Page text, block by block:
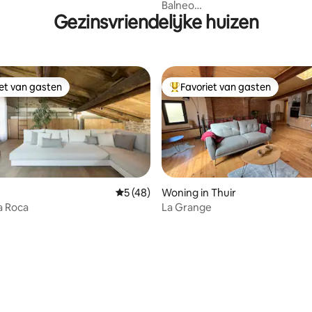
Balneo
hypercentrum/parkeerplaats/
bed
Gezinsvriendelijke huizen
van gasten
van gasten
Gemiddelde beoordeling van 5 uit 5, 48
5 (48)
Roca
Topfavoriet van gasten
Favoriet van gasten
Woning in Thuir
La Grange